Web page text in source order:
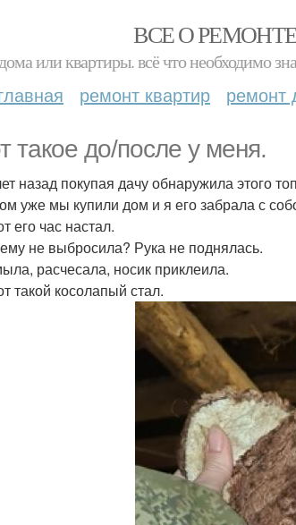
ВСЕ О
или квартиры. всё что необходимо
ремонт квартир ремонт
такое до/после у меня.
назад покупая дачу обнаружила этого
уже мы купили дом и я его забрала с
его час настал.
не выбросила? Рука не поднялась.
расчесала, носик приклеила.
такой косолапый стал.